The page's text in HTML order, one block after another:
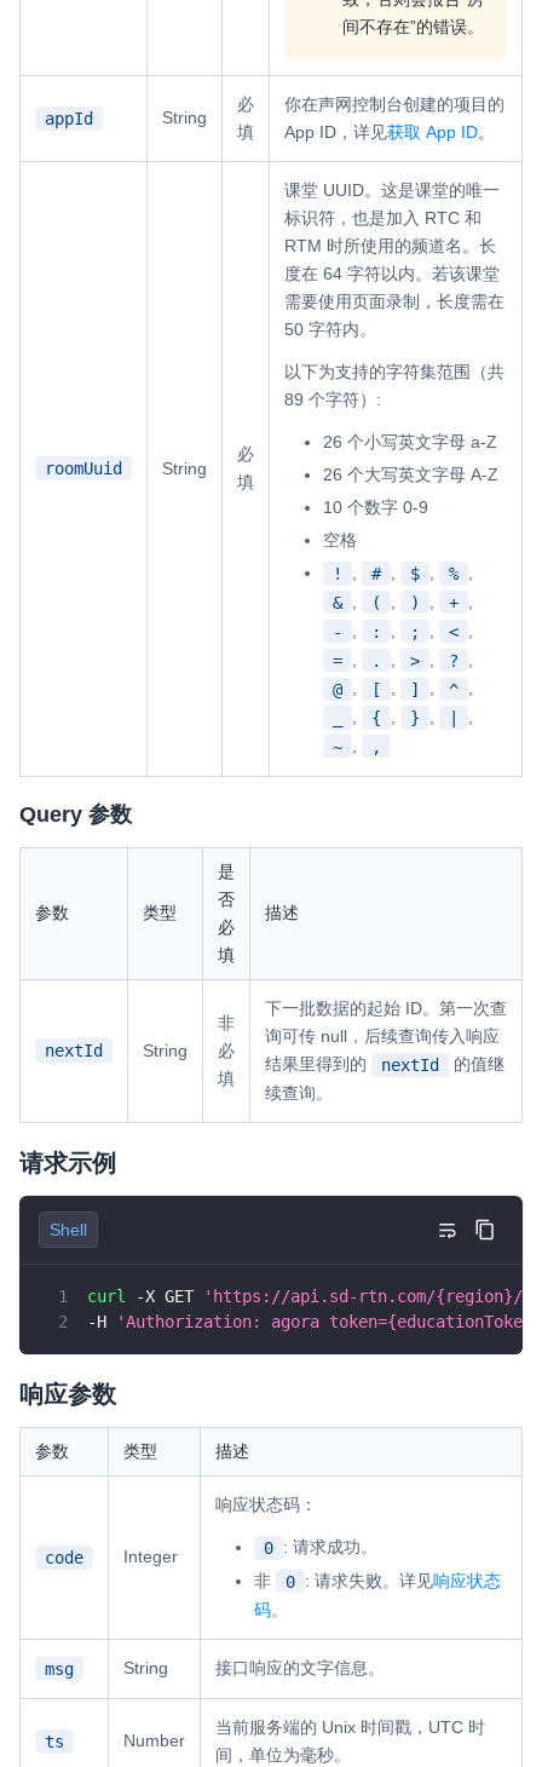
间不存在”的错误。
appId String
必
填
你在声网控制台创建的项目的
App ID，详见获取 App ID。
roomUuid String
必
填
课堂 UUID。这是课堂的唯一
标识符，也是加入 RTC 和
RTM 时所使用的频道名。长
度在 64 字符以内。若该课堂
需要使用页面录制，长度需在
50 字符内。
以下为支持的字符集范围（共
89 个字符）:
26 个小写英文字母 a-Z
26 个大写英文字母 A-Z
10 个数字 0-9
空格
!
, # , $ , % ,
&
( ) +
-
: ; <
=
. > ?
@ , [ , ] , ^ ,
, { , } ,
,
~
,
Query 参数
参数 类型
是
否
必
填
描述
nextId String
非
必
填
下一批数据的起始 ID。第一次查
询可传 null，后续查询传入响应
结果里得到的
nextId
的值继
续查询。
请求示例
Shell
curl -X GET
'https://api.sd-rtn.com/{region}/
-H
'Authorization: agora
响应参数
参数 类型 描述
code Integer
响应状态码：
0 : 请求成功。
非
0 : 请求失败。详见响应状态
码。
msg String 接口响应的文字信息。
ts Number
当前服务端的 Unix 时间戳，UTC 时
间，单位为毫秒。